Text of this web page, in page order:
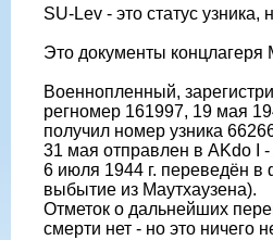
SU-Lev - это статус
Это документы концлагеря
Военнопленный,
регномер 161997, 19 мая
получил номер узника
31 мая отправлен в AKdo I
6 июля 1944 г. переведëн в
выбытие из Маутхаузена).
Отметок о дальнейших
смерти нет - но это ничего